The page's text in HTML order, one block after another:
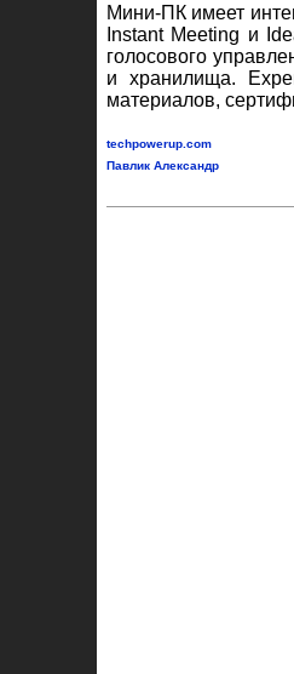
Мини-ПК имеет
Instant Meeting и
голосового
и хранилища.
материалов,
techpowerup.com
Павлик Александр